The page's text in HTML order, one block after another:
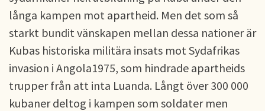
långa kampen mot apartheid. Men det som så
starkt bundit vänskapen mellan dessa nationer är
Kubas historiska militära insats mot Sydafrikas
invasion i Angola1975, som hindrade apartheids
trupper från att inta Luanda. Långt över 300 000
kubaner deltog i kampen som soldater men